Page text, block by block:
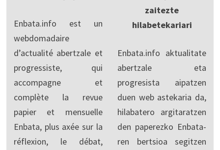
Enbata.info est un
webdomadaire
d’actualité abertzale et
progressiste, qui
accompagne et
complète la revue
papier et mensuelle
Enbata, plus axée sur la
réflexion, le débat,
zaitezte
hilabetekariari
Enbata.info aktualitate
abertzale eta
progresista aipatzen
duen web astekaria da,
hilabatero argitaratzen
den paperezko Enbata-
ren bertsioa segitzen